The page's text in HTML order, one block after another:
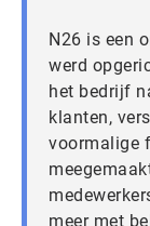
N26 is een
werd
het bedrijf
klanten,
voormalige
meer met